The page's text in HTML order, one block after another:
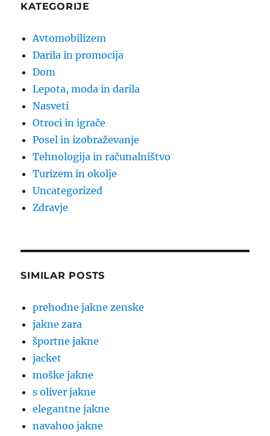
KATEGORIJE
Avtomobilizem
Darila in promocija
Dom
Lepota, moda in darila
Nasveti
Otroci in igrače
Posel in izobraževanje
Tehnologija in računalništvo
Turizem in okolje
Uncategorized
Zdravje
SIMILAR POSTS
prehodne jakne zenske
jakne zara
športne jakne
jacket
moške jakne
s oliver jakne
elegantne jakne
navahoo jakne